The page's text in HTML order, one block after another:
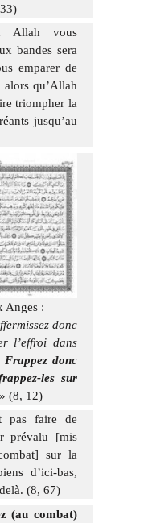
Allah vous
bandes sera
emparer de
alors qu’Allah
triompher la
jusqu’au
Anges :
donc
l’effroi dans
Frappez donc
les sur
» (8, 12)
pas faire de
prévalu [mis
sur la
d’ici-bas,
(8, 67)
(au combat)